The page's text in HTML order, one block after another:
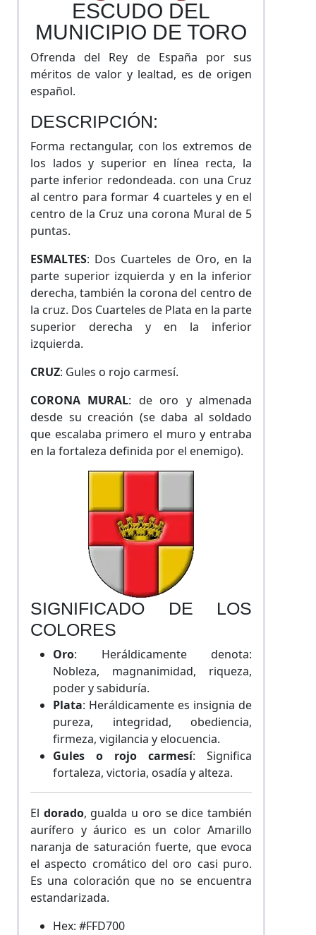
ESCUDO DEL
MUNICIPIO DE TORO
Ofrenda del Rey de España por sus
méritos de valor y lealtad, es de origen
español.
DESCRIPCIÓN:
Forma rectangular, con los extremos de
los lados y superior en línea recta, la
parte inferior redondeada. con una Cruz
al centro para formar 4 cuarteles y en el
centro de la Cruz una corona Mural de 5
puntas.
ESMALTES: Dos Cuarteles de Oro, en la
parte superior izquierda y en la inferior
derecha, también la corona del centro de
la cruz. Dos Cuarteles de Plata en la parte
superior derecha y en la inferior
izquierda.
CRUZ: Gules o rojo carmesí.
CORONA MURAL: de oro y almenada
desde su creación (se daba al soldado
que escalaba primero el muro y entraba
en la fortaleza definida por el enemigo).
SIGNIFICADO DE LOS
COLORES
Oro: Heráldicamente denota:
Nobleza, magnanimidad, riqueza,
poder y sabiduría.
Plata: Heráldicamente es insignia de
pureza, integridad, obediencia,
firmeza, vigilancia y elocuencia.
Gules o rojo carmesí: Significa
fortaleza, victoria, osadía y alteza.
El dorado, gualda u oro se dice también
aurífero y áurico es un color Amarillo
naranja de saturación fuerte, que evoca
el aspecto cromático del oro casi puro.
Es una coloración que no se encuentra
estandarizada.
Hex: #FFD700